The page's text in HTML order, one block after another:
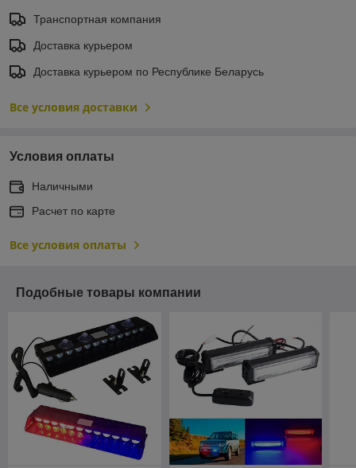
Транспортная компания
Доставка курьером
Доставка курьером по Республике Беларусь
Все условия доставки
Условия оплаты
Наличными
Расчет по карте
Все условия оплаты
Подобные товары компании